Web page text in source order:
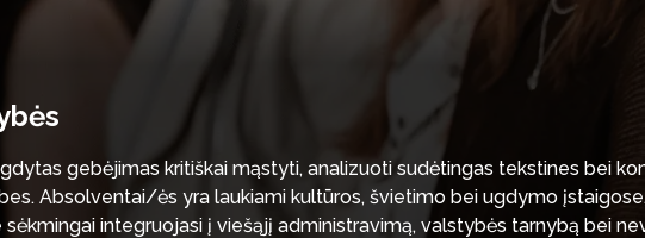
gebėjimas kritiškai mąstyti, analizuoti sudėtingas tekstines bei
Absolventai/ės yra laukiami kultūros, švietimo bei ugdymo
sėkmingai integruojasi į viešąjį administravimą, valstybės tarnybą bei